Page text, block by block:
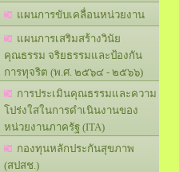
แผนการขับเคลื่อนหน่วยงาน
แผนการเสริมสร้างวินัย
คุณธรรม จริยธรรมและป้องกัน
การทุจริต (พ.ศ. ๒๕๖๔ - ๒๕๖๖)
การประเมินคุณธรรมและความ
โปร่งใสในการดำเนินงานของ
หน่วยงานภาครัฐ (ITA)
กองทุนหลักประกันสุขภาพ
(สปสช.)